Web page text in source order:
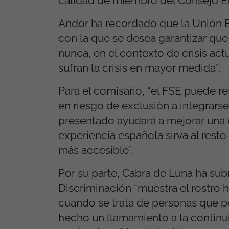
Andor ha recordado que la Unión
con la que se desea garantizar
nunca, en el contexto de crisis
sufran la crisis en mayor medida”.
Para el comisario, “el FSE puede
en riesgo de exclusión a
presentado ayudará a mejorar
experiencia española sirva al
más accesible”.
Por su parte, Cabra de Luna ha
Discriminación “muestra el rostro
cuando se trata de personas que
hecho un llamamiento a la